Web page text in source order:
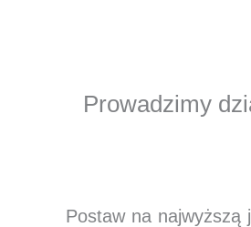
Prowadzimy
Postaw na najwyższą